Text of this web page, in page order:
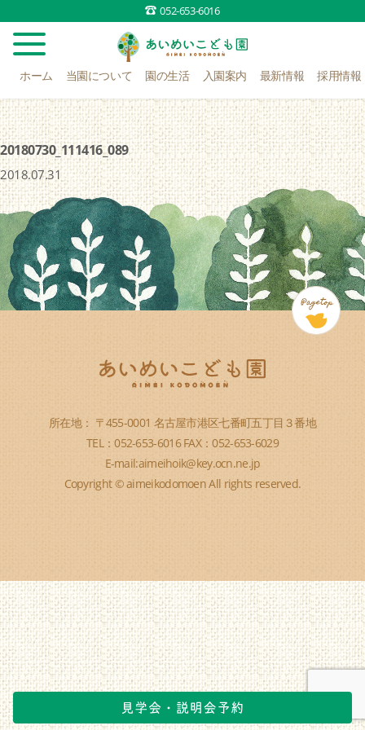
052-653-6016
ホーム 当園について 園の生活 入園案内 最新情報 採用情報
20180730_111416_089
2018.07.31
所在地： 〒455-0001 名古屋市港区七番町五丁目３番地
TEL：052-653-6016 FAX：052-653-6029
E-mail:aimeihoik@key.ocn.ne.jp
Copyright © aimeikodomoen All rights reserved.